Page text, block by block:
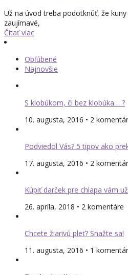
Už na úvod treba podotknúť, že
zaujímavé,
Čítať viac
Obľúbené
Najnovšie
S klobúkom, či bez klobúka… ?
10. augusta, 2016 • 2
Podviedol Vás? 5 tipov ako
17. augusta, 2016 • 2
Kúpiť darček pre chlapa vám
26. apríla, 2018 • 2 komentáre
Chcete žiarivú pleť? Snažte sa!
11. augusta, 2016 • 1 komentár